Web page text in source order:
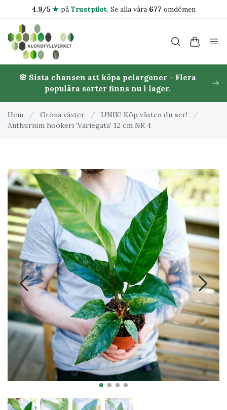
4.9/5 ★på Trustpilot. Se alla våra 677 omdömen
🌸 Sista chansen att köpa pelargoner - Flera
populära sorter finns nu i lager.
Hem / Gröna växter / UNIK! Köp växten du ser!
/
Anthurium hookeri 'Variegata' 12 cm NR 4